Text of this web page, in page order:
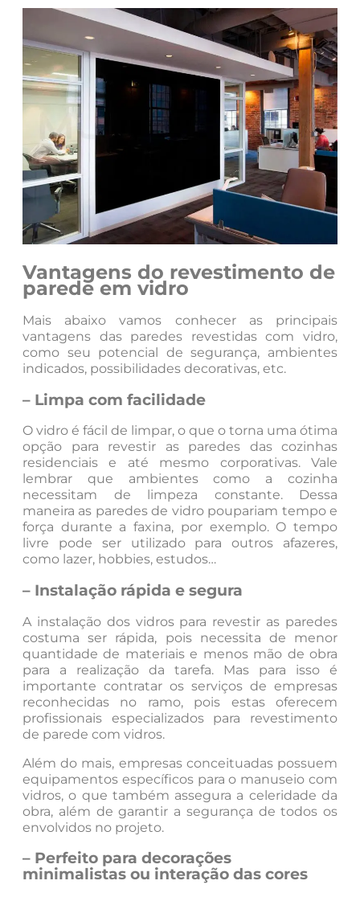
Vantagens do revestimento de
parede em vidro
Mais abaixo vamos conhecer as principais
vantagens das paredes revestidas com vidro,
como seu potencial de segurança, ambientes
indicados, possibilidades decorativas, etc.
– Limpa com facilidade
O vidro é fácil de limpar, o que o torna uma ótima
opção para revestir as paredes das cozinhas
residenciais e até mesmo corporativas. Vale
lembrar que ambientes como a cozinha
necessitam de limpeza constante. Dessa
maneira as paredes de vidro poupariam tempo e
força durante a faxina, por exemplo. O tempo
livre pode ser utilizado para outros afazeres,
como lazer, hobbies, estudos…
– Instalação rápida e segura
A instalação dos vidros para revestir as paredes
costuma ser rápida, pois necessita de menor
quantidade de materiais e menos mão de obra
para a realização da tarefa. Mas para isso é
importante contratar os serviços de empresas
reconhecidas no ramo, pois estas oferecem
profissionais especializados para revestimento
de parede com vidros.
Além do mais, empresas conceituadas possuem
equipamentos específicos para o manuseio com
vidros, o que também assegura a celeridade da
obra, além de garantir a segurança de todos os
envolvidos no projeto.
– Perfeito para decorações
minimalistas ou interação das cores